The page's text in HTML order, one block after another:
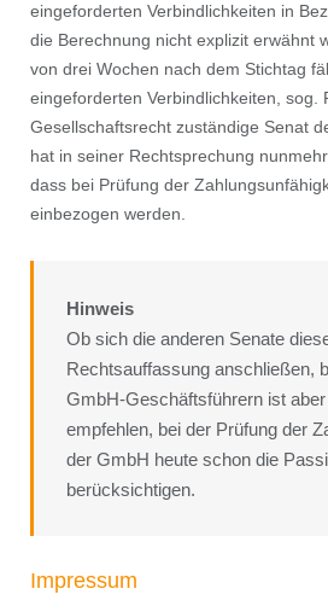
eingeforderten Verbindlichkeiten in
die Berechnung nicht explizit erwähnt
von drei Wochen nach dem Stichtag
eingeforderten Verbindlichkeiten, sog.
Gesellschaftsrecht zuständige Senat
hat in seiner Rechtsprechung
dass bei Prüfung der
einbezogen werden.
Hinweis
Ob sich die anderen Senate
Rechtsauffassung anschließen,
GmbH-Geschäftsführern ist
empfehlen, bei der Prüfung der
der GmbH heute schon die
berücksichtigen.
Impressum